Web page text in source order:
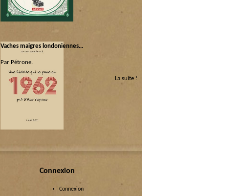
Vaches maigres londoniennes…
Par Pétrone.
Catégorie :
Scénarios
La suite !
Connexion
Connexion